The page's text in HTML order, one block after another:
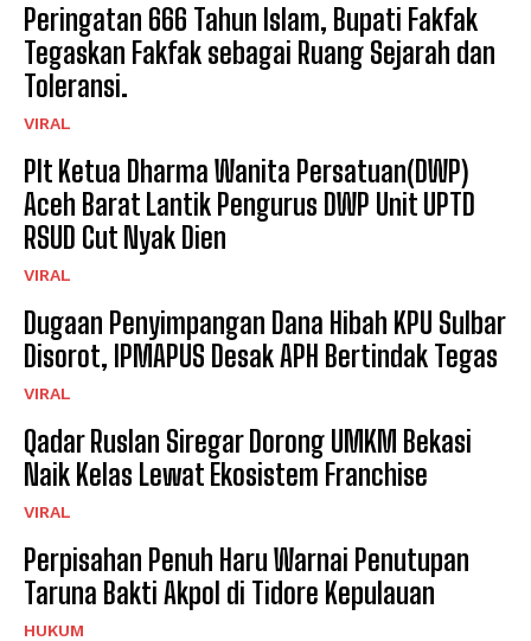
Peringatan 666 Tahun Islam, Bupati Fakfak
Tegaskan Fakfak sebagai Ruang Sejarah dan
Toleransi.
VIRAL
Plt Ketua Dharma Wanita Persatuan(DWP)
Aceh Barat Lantik Pengurus DWP Unit UPTD
RSUD Cut Nyak Dien
VIRAL
Dugaan Penyimpangan Dana Hibah KPU Sulbar
Disorot, IPMAPUS Desak APH Bertindak Tegas
VIRAL
Qadar Ruslan Siregar Dorong UMKM Bekasi
Naik Kelas Lewat Ekosistem Franchise
VIRAL
Perpisahan Penuh Haru Warnai Penutupan
Taruna Bakti Akpol di Tidore Kepulauan
HUKUM